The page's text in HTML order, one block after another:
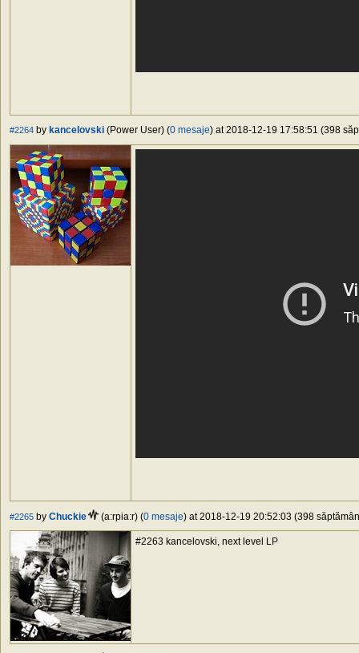
#2264 by kancelovski (Power User) (0 mesaje) at 2018-12-19 17:58:51 (398
#2265 by Chuckie (a:rpia:r) (0 mesaje) at 2018-12-19 20:52:03 (398
#2263 kancelovski, next level LP